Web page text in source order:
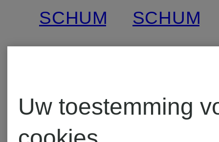
SCHUMACHER
EMOTIONAL
€ 395 € 250
Uw toestemming